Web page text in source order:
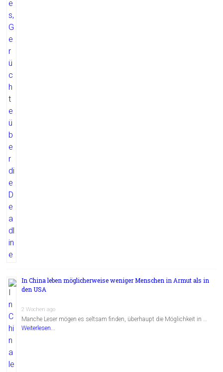
In China leben möglicherweise weniger Menschen in Armut als in
den USA
2 Wochen ago
Manche Leser mögen es seltsam finden, überhaupt die Möglichkeit in …
Weiterlesen...